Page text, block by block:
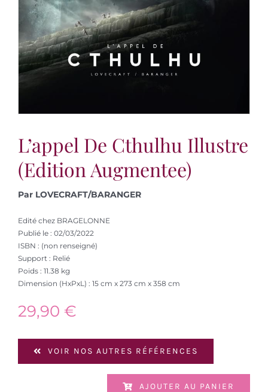
L’appel De Cthulhu Illustre
(edition Augmentee)
Par LOVECRAFT/BARANGER
Edité chez BRAGELONNE
Publié le : 02/03/2022
ISBN : (non renseigné)
Support : Relié
Poids : 11.38 kg
Dimension (HxPxL) : 15 cm x 273 cm x 358 cm
29,90 €
VOIR NOS AUTRES RÉFÉRENCES
AJOUTER AU PANIER